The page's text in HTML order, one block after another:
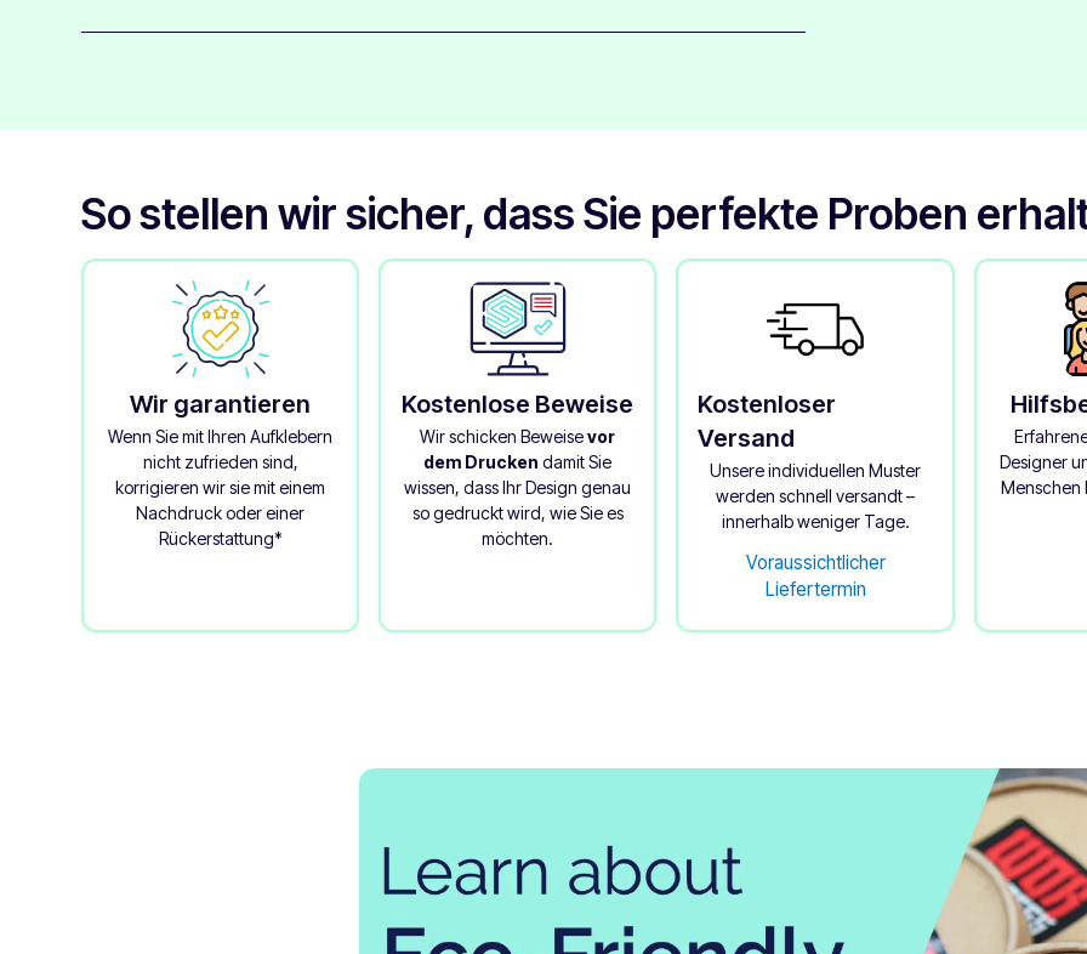
So stellen wir sicher, dass Sie perfekte Proben
Wir garantieren
Wenn Sie mit Ihren Aufklebern
nicht zufrieden sind,
korrigieren wir sie mit einem
Nachdruck oder einer
Rückerstattung*
Kostenlose Beweise
Wir schicken Beweisevor
dem Druckendamit Sie
wissen, dass Ihr Design genau
so gedruckt wird, wie Sie es
möchten.
Kostenloser
Versand
Unsere individuellen Muster
werden schnell versandt –
innerhalb weniger Tage.
Voraussichtlicher
Liefertermin
Designer
Menschen